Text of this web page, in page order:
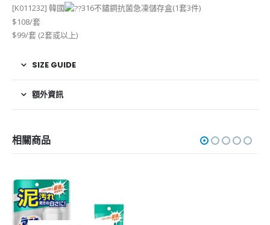
[K011232] 韓國
316不鏽鋼抗菌急凍儲存盒(1套3件)
$108/套
$99/套 (2套或以上)
SIZE GUIDE
額外資訊
相關商品